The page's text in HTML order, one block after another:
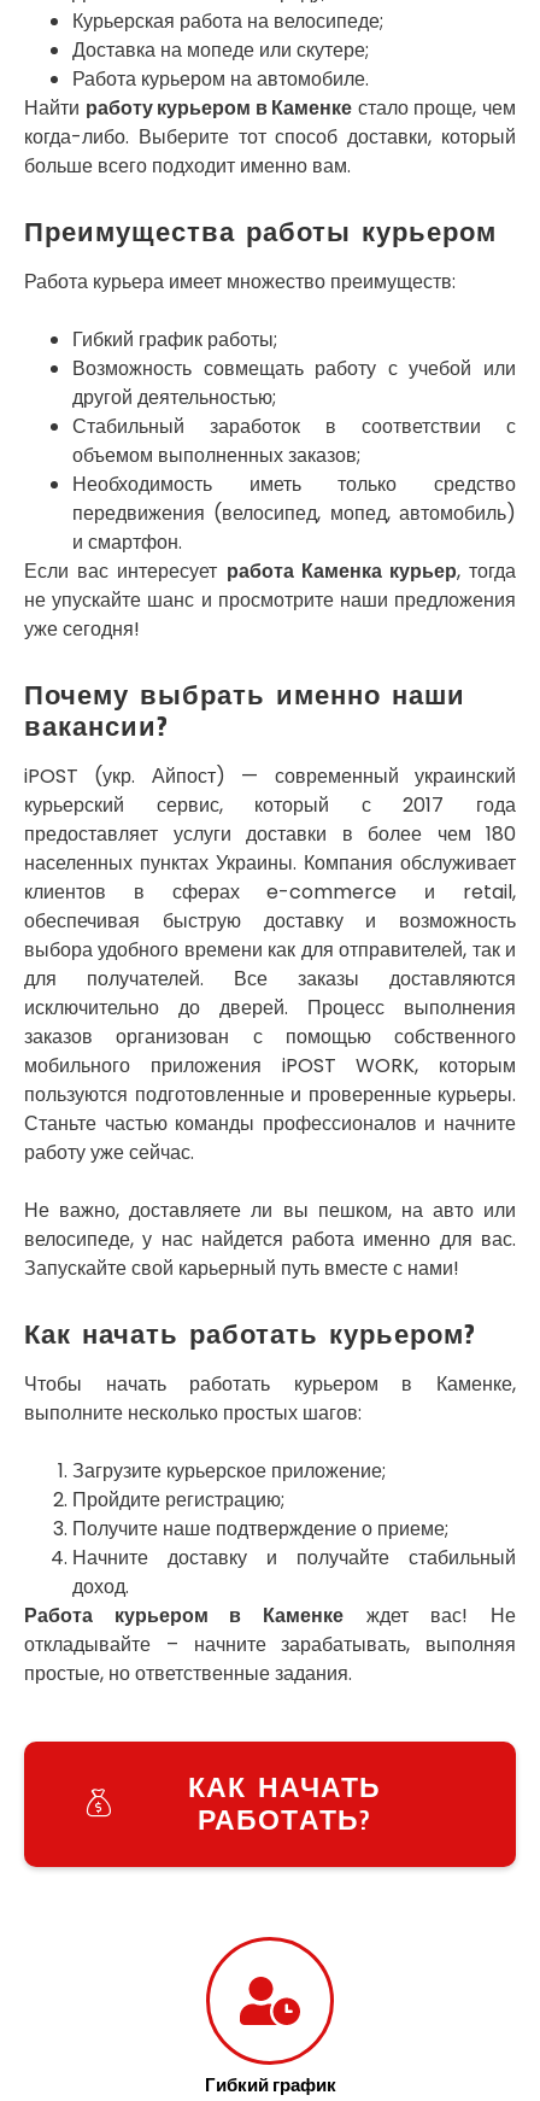
Курьерская работа на велосипеде;
Доставка на мопеде или скутере;
Работа курьером на автомобиле.
Найти работу курьером в Каменке стало проще, чем
когда-либо. Выберите тот способ доставки, который
больше всего подходит именно вам.
Преимущества работы курьером
Работа курьера имеет множество преимуществ:
Гибкий график работы;
Возможность совмещать работу с учебой или
другой деятельностью;
Стабильный заработок в соответствии с
объемом выполненных заказов;
Необходимость иметь только средство
передвижения (велосипед, мопед, автомобиль)
и смартфон.
Если вас интересует работа Каменка курьер, тогда
не упускайте шанс и просмотрите наши предложения
уже сегодня!
Почему выбрать именно наши
вакансии?
iPOST (укр. Айпост) — современный украинский
курьерский сервис, который с 2017 года
предоставляет услуги доставки в более чем 180
населенных пунктах Украины. Компания обслуживает
клиентов в сферах e-commerce и retail,
обеспечивая быструю доставку и возможность
выбора удобного времени как для отправителей, так и
для получателей. Все заказы доставляются
исключительно до дверей. Процесс выполнения
заказов организован с помощью собственного
мобильного приложения iPOST WORK, которым
пользуются подготовленные и проверенные курьеры.
Станьте частью команды профессионалов и начните
работу уже сейчас.
Не важно, доставляете ли вы пешком, на авто или
велосипеде, у нас найдется работа именно для вас.
Запускайте свой карьерный путь вместе с нами!
Как начать работать курьером?
Чтобы начать работать курьером в Каменке,
выполните несколько простых шагов:
Загрузите курьерское приложение;
Пройдите регистрацию;
Получите наше подтверждение о приеме;
Начните доставку и получайте стабильный
доход.
Работа курьером в Каменке ждет вас! Не
откладывайте – начните зарабатывать, выполняя
простые, но ответственные задания.
КАК НАЧАТЬ
РАБОТАТЬ?
Гибкий график
Никитинцы
Николаев
Никополь
Новоалександровка
Новомосковск
Новоселки
Обухов
Обуховка
Одесса
Павлоград
Переяслав
Первомайск
Песочин
Петриков
Петропавловская Борщаговка
Подгородное
Погребы
Покров
Полтава
Прилуки
Путивль
Раздельная
Рени
Решетиловка
Ромны
Ровно
Рудное
Самбор
Счастливое
Шепетовка
Шостка
Шпола
Синельниково
Славута
Славутич
Слобожанское
Смела
Софиевская Борщаговка
Сокольники
Староконстантинов
Старые Петровцы
Стебник
Стрый
Светловодск
Святопетровское
Тарасовка
Тернополь
Терновка
Трусковец
Тульчин
Украинка
Умань
Ужгород
Узин
Великие Лазы
Великий Омеляник
Верхнеднепровск
Винница
Винники